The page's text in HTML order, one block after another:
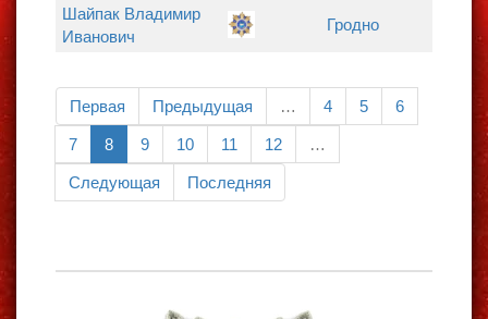
Шайпак Владимир
Иванович
Гродно
Первая Предыдущая … 4 5 6
7 8 9 10 11 12 …
Следующая Последняя